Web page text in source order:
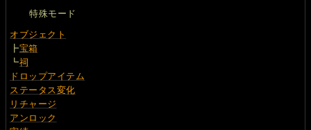
特殊モード
オブジェクト
┣宝箱
┗祠
ドロップアイテム
ステータス変化
リチャージ
アンロック